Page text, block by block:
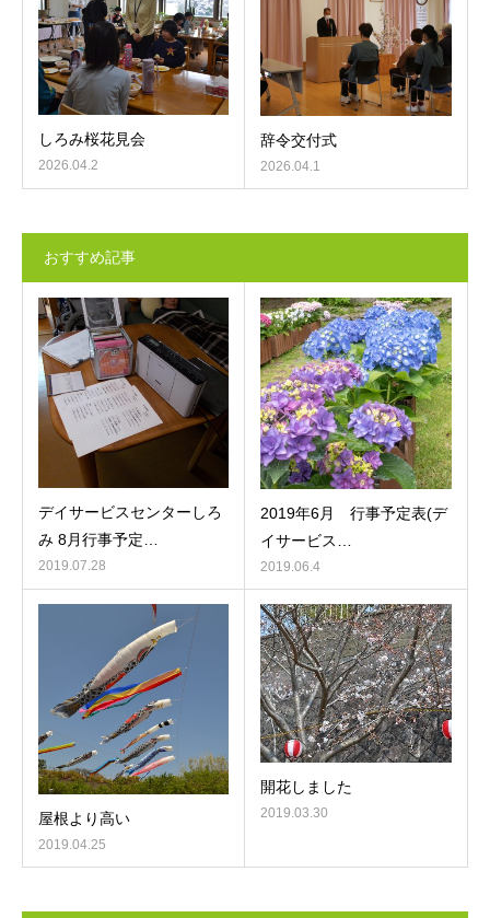
しろみ桜花見会
2026.04.2
辞令交付式
2026.04.1
おすすめ記事
デイサービスセンターしろ
み 8月行事予定…
2019.07.28
2019年6月 行事予定表(デ
イサービス…
2019.06.4
屋根より高い
2019.04.25
開花しました
2019.03.30